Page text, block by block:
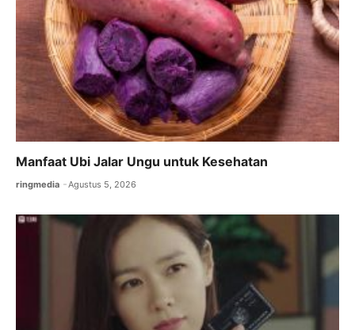
Manfaat Ubi Jalar Ungu untuk Kesehatan
ringmedia Agustus 5, 2026